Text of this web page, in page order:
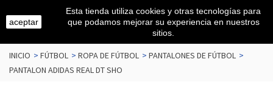
INICIO > FÚTBOL > ROPA DE FÚTBOL > PANTALONES DE FÚTBOL >
PANTALON ADIDAS REAL DT SHO
aceptar
Esta tienda utiliza cookies y otras tecnologías para
que podamos mejorar su experiencia en nuestros
sitios.